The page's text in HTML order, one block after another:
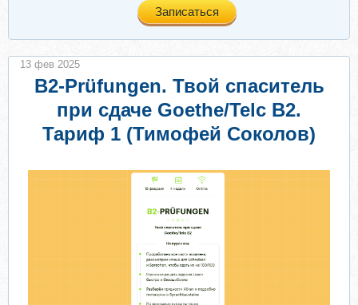
Записаться
B2-Prüfungen. Твой спаситель
при сдаче Goethe/Telc B2.
Тариф 1 (Тимофей Соколов)
13 фев 2025